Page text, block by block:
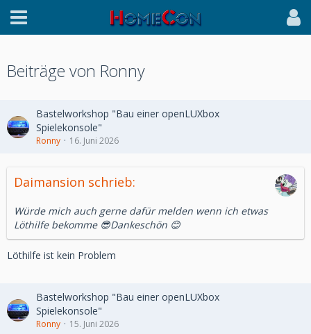
Beiträge von Ronny
Bastelworkshop "Bau einer openLUXbox
Spielekonsole"
Ronny 16. Juni 2026
Daimansion schrieb:
Würde mich auch gerne dafür melden wenn ich etwas
Löthilfe bekomme 😎Dankeschön 😊
Löthilfe ist kein Problem
Bastelworkshop "Bau einer openLUXbox
Spielekonsole"
Ronny 15. Juni 2026